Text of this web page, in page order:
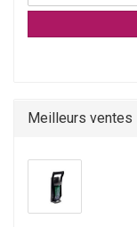
Meilleurs ventes